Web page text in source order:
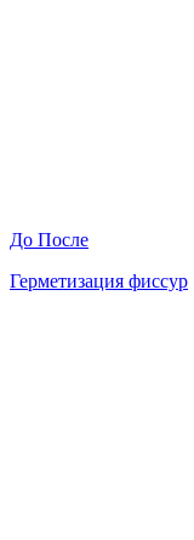
До После
Герметизация фиссур